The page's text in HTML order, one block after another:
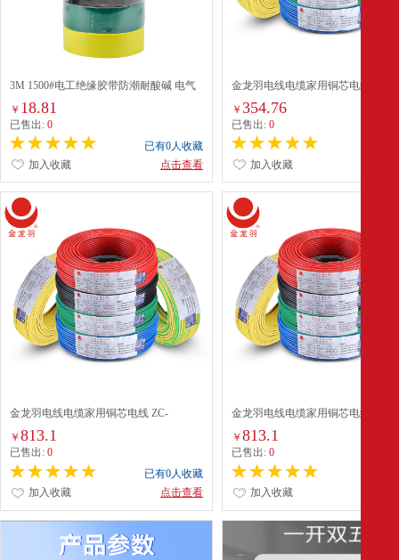
3M 1500#电工绝缘胶带防潮耐酸碱 电气
装修阻燃 多色混装18mm*10m*5卷
￥ 18.81
已售出: 0
已有0人收藏
点击查看
加入收藏
金龙羽电线电缆家用铜芯电线 ZC-
BVR2.5平方国标阻燃单芯多股铜线
双色多股软线100米(地线) 阻燃/ZC-
2.5平方
￥354.76
已售出:0
加入收藏
金龙羽电线电缆家用铜芯电线 ZC-
BVR1.5/2.5/4平方国标阻燃单芯多股铜线
蓝色多股软线100米(零线) 阻燃/ZC-BVR 6
平方
￥ 813.1
已售出: 0
已有0人收藏
点击查看
加入收藏
金龙羽电线电缆家用铜芯电线 ZC-
BVR1.5/2.5/4平方国标阻燃单芯多
红色多股软线100米(火线) 阻燃/ZC-
平方
￥813.1
已售出:0
加入收藏